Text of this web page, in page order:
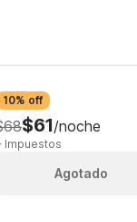
10% off
$61/noche
Impuestos
Agotado